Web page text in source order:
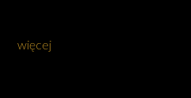
więcej